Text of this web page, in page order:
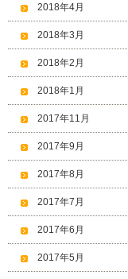
2018年4月
2018年3月
2018年2月
2018年1月
2017年11月
2017年9月
2017年8月
2017年7月
2017年6月
2017年5月